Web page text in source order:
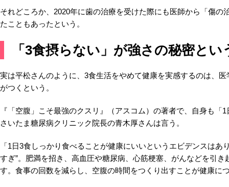
それどころか、2020年に歯の治療を受けた際にも医師から「傷の
たこともあったという。
「3食摂らない」が強さの秘密と
実は平松さんのように、3食生活をやめて健康を実感するのは、
がつくという。
『「空腹」こそ最強のクスリ』（アスコム）の著者で、自身も「
さいたま糖尿病クリニック院長の青木厚さんは言う。
「1日3食しっかり食べることが健康にいいというエビデンスはあ
すぎ”。肥満を招き、高血圧や糖尿病、心筋梗塞、がんなどを引
す。食事の回数を減らし、空腹の時間をつくり出すことが健康に